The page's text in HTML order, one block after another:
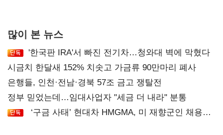
많이 본 뉴스
'한국판 IRA'서 빠진 전기차…청와대 벽에 막혔다
시금치 한달새 152% 치솟고 가금류 90만마리 폐사
은행들, 인천·전남·경북 57조 금고 쟁탈전
정부 믿었는데…임대사업자 "세금 더 내라" 분통
‘구금 사태’ 현대차 HMGMA, 미 재향군인 채용